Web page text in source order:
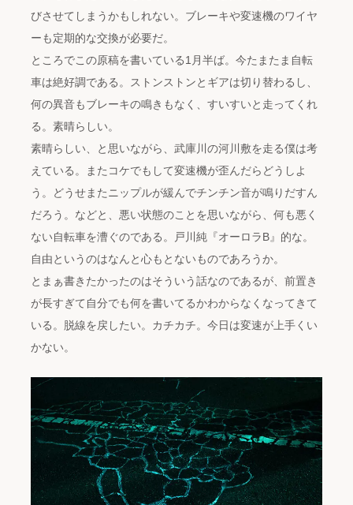
びさせてしまうかもしれない。ブレーキや変速機のワイヤ
ーも定期的な交換が必要だ。
ところでこの原稿を書いている1月半ば。今たまたま自転
車は絶好調である。ストンストンとギアは切り替わるし、
何の異音もブレーキの鳴きもなく、すいすいと走ってくれ
る。素晴らしい。
素晴らしい、と思いながら、武庫川の河川敷を走る僕は考
えている。またコケでもして変速機が歪んだらどうしよ
う。どうせまたニップルが緩んでチンチン音が鳴りだすん
だろう。などと、悪い状態のことを思いながら、何も悪く
ない自転車を漕ぐのである。戸川純『オーロラB』的な。
自由というのはなんと心もとないものであろうか。
とまぁ書きたかったのはそういう話なのであるが、前置き
が長すぎて自分でも何を書いてるかわからなくなってきて
いる。脱線を戻したい。カチカチ。今日は変速が上手くい
かない。